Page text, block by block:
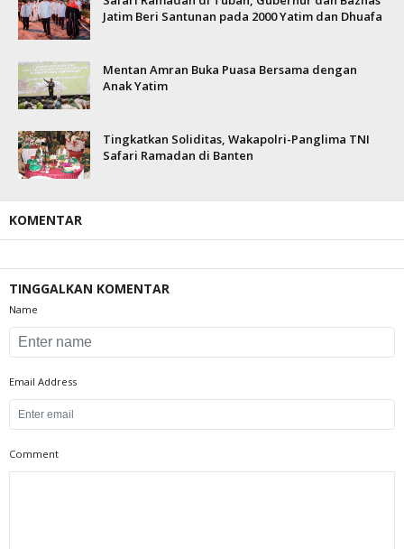
Jatim Beri Santunan pada 2000 Yatim dan Dhuafa
Mentan Amran Buka Puasa Bersama dengan
Anak Yatim
Tingkatkan Soliditas, Wakapolri-Panglima TNI
Safari Ramadan di Banten
KOMENTAR
TINGGALKAN KOMENTAR
Name
Email Address
Comment